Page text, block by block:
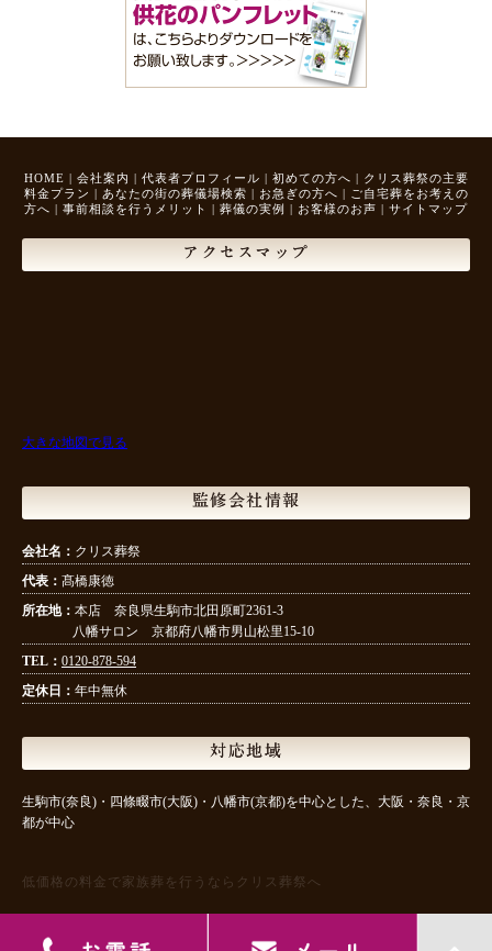
HOME | 会社案内 | 代表者プロフィール | 初めての方へ | クリス葬祭の主要
料金プラン | あなたの街の葬儀場検索 | お急ぎの方へ | ご自宅葬をお考えの
方へ | 事前相談を行うメリット | 葬儀の実例 | お客様のお声 | サイトマップ
アクセスマップ
大きな地図で見る
監修会社情報
会社名： クリス葬祭
代表： 髙橋康徳
所在地： 本店 奈良県生駒市北田原町2361-3
八幡サロン 京都府八幡市男山松里15-10
TEL： 0120-878-594
定休日： 年中無休
対応地域
生駒市(奈良)・四條畷市(大阪)・八幡市(京都)を中心とした、大阪・奈良・京
都が中心
低価格の料金で家族葬を行うならクリス葬祭へ